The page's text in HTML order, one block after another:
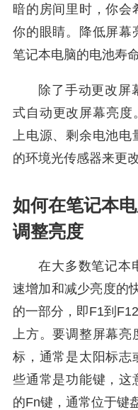
暗的房间里时，你会
你的眼睛。降低屏幕
笔记本电脑的电池寿命
除了手动更改屏
式自动更改屏幕亮度
上电源、剩余电池电
的环境光传感器来更改
如何在笔记本
调整亮度
在大多数笔记本
速增加和减少亮度的
的一部分，即F1到
上方。要调整屏幕亮
标，通常是太阳标志
些通常是功能键，这
的Fn键，通常位于键